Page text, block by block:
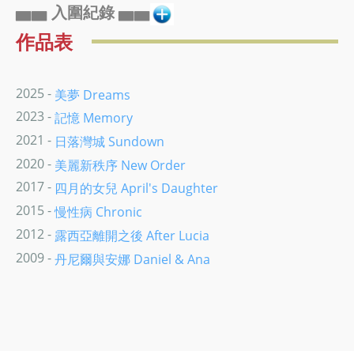
▅▅ 入圍紀錄 ▅▅
作品表
2025 - 美夢 Dreams
2023 -記憶 Memory
2021 - 日落灣城 Sundown
2020 - 美麗新秩序 New Order
2017 - 四月的女兒 April's Daughter
2015 -慢性病 Chronic
2012 - 露西亞離開之後 After Lucia
2009 -丹尼爾與安娜 Daniel & Ana